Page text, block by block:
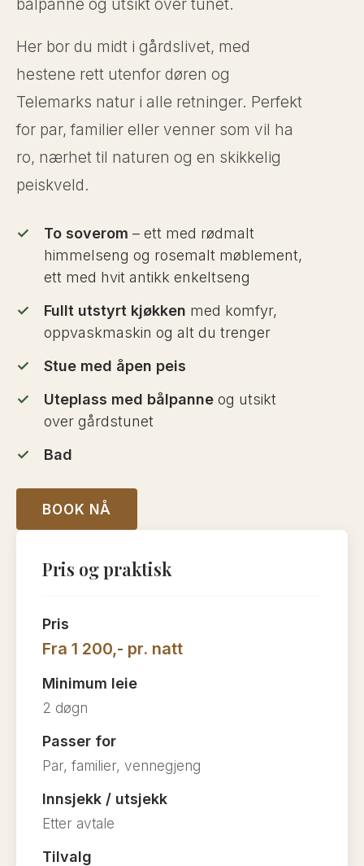
bålpanne og utsikt over tunet.
Her bor du midt i gårdslivet, med
hestene rett utenfor døren og
Telemarks natur i alle retninger. Perfekt
for par, familier eller venner som vil ha
ro, nærhet til naturen og en skikkelig
peiskveld.
✓ To soverom – ett med rødmalt
himmelseng og rosemalt møblement,
ett med hvit antikk enkeltseng
✓
Fullt utstyrt kjøkken med komfyr,
oppvaskmaskin og alt du trenger
✓
Stue med åpen peis
✓
Uteplass med bålpanne og utsikt
over gårdstunet
✓
Bad
BOOK NÅ
Pris og praktisk
Pris
Fra 1 200,- pr. natt
Minimum leie
2 døgn
Passer for
Par, familier, vennegjeng
Innsjekk / utsjekk
Etter avtale
Tilvalg